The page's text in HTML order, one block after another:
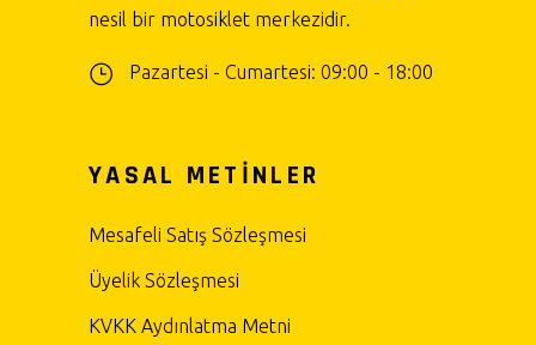
nesil bir motosiklet merkezidir.
Pazartesi - Cumartesi: 09:00 - 18:00
YASAL METİNLER
Mesafeli Satış Sözleşmesi
Üyelik Sözleşmesi
KVKK Aydınlatma Metni